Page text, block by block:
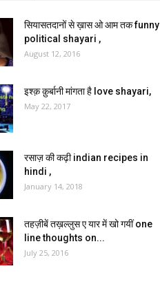
सियासतदानों से ख़ास ओ आम तक funny
political shayari ,
August 12, 2016
इश्क़ क़ुर्बानी मांगता है love shayari,
May 22, 2017
रसाज़ की कढ़ी indian recipes in
hindi ,
January 14, 2018
तहज़ीबें तख़ल्लुस ए यार में खो गयीं one
line thoughts on...
July 25, 2016